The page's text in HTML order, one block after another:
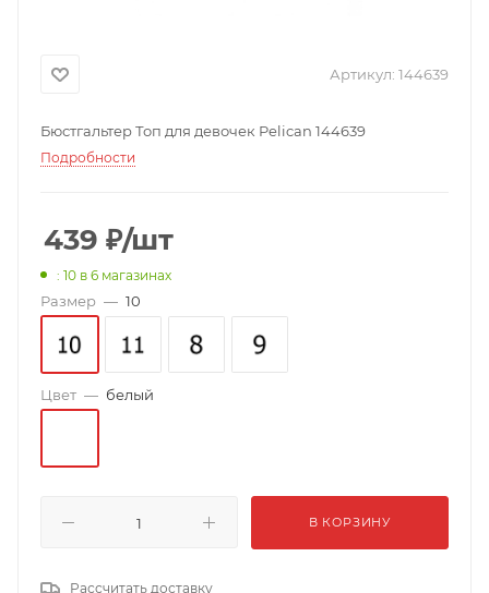
Артикул: 144639
Бюстгальтер Топ для девочек Pelican 144639
Подробности
439 ₽/шт
: 10 в 6 магазинах
Размер — 10
Цвет — белый
В КОРЗИНУ
Рассчитать доставку